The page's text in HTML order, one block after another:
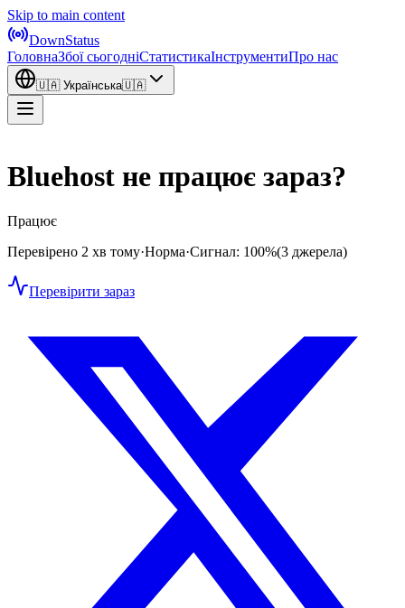
Skip to main content
DownStatus
ГоловнаЗбої сьогодніСтатистикаІнструментиПро нас
🇺🇦 Українська🇺🇦
Bluehost не працює зараз?
Працює
Перевірено 2 хв тому·Норма·Сигнал: 100%(3 джерела)
Перевірити зараз